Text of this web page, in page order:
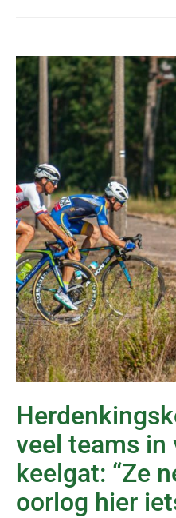
veel teams in
keelgat: “Ze
oorlog hier